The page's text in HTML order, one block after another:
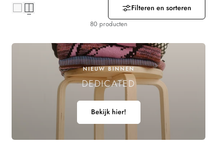
N
Filteren en sorteren
80 producten
NIEUW BINNEN
DEDICATED
Bekijk hier!